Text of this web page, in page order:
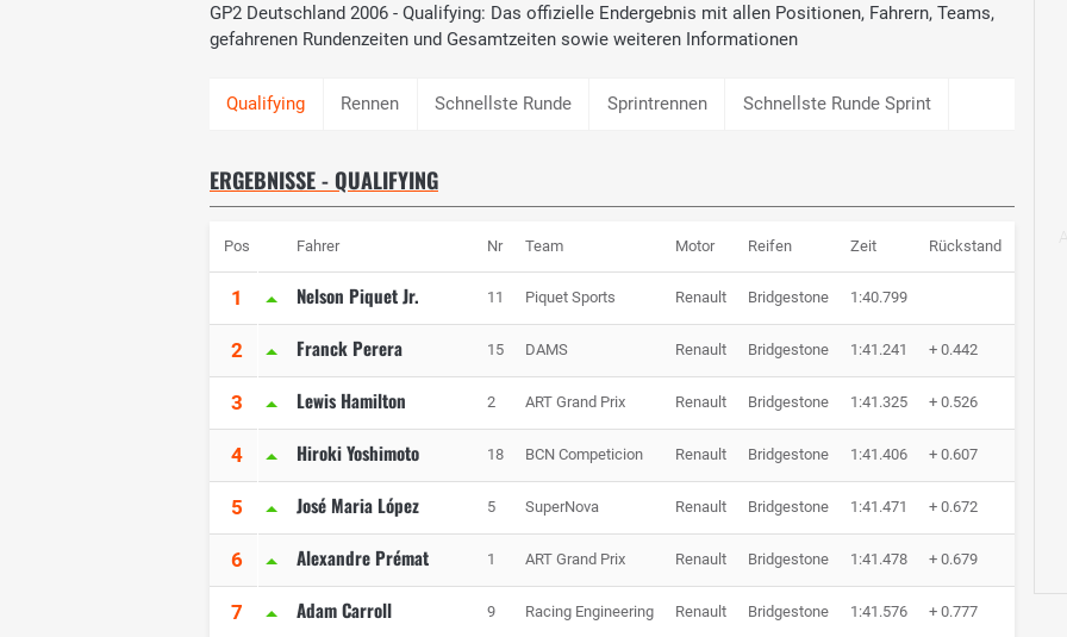
GP2 Deutschland 2006 - Qualifying: Das offizielle Endergebnis mit allen Positionen, Fahrern, Teams,
gefahrenen Rundenzeiten und Gesamtzeiten sowie weiteren Informationen
Rennen Schnellste Runde Sprintrennen Schnellste Runde Sprint
ERGEBNISSE - QUALIFYING
Pos Fahrer Nr Team Motor Reifen Zeit Rückstand
1 Nelson Piquet Jr. 11 Piquet Sports Renault Bridgestone 1:40.799
2 Franck Perera 15 DAMS Renault Bridgestone 1:41.241 + 0.442
3 Lewis Hamilton 2 ART Grand Prix Renault Bridgestone 1:41.325 + 0.526
4 Hiroki Yoshimoto 18 BCN Competicion Renault Bridgestone 1:41.406 + 0.607
5 José Maria López 5 SuperNova Renault Bridgestone 1:41.471 + 0.672
6 Alexandre Prémat 1 ART Grand Prix Renault Bridgestone 1:41.478 + 0.679
7 Adam Carroll 9 Racing Engineering Renault Bridgestone 1:41.576 + 0.777